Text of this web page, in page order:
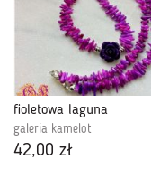
fioletowa laguna
galeria kamelot
42,00 zł